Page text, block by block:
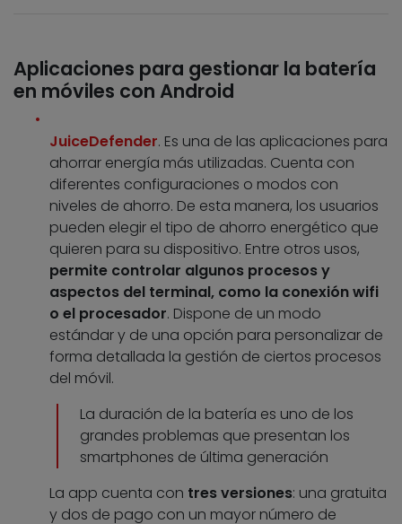
Aplicaciones para gestionar la batería
en móviles con Android
JuiceDefender. Es una de las aplicaciones para
ahorrar energía más utilizadas. Cuenta con
diferentes configuraciones o modos con
niveles de ahorro. De esta manera, los usuarios
pueden elegir el tipo de ahorro energético que
quieren para su dispositivo. Entre otros usos,
permite controlar algunos procesos y
aspectos del terminal, como la conexión wifi
o el procesador. Dispone de un modo
estándar y de una opción para personalizar de
forma detallada la gestión de ciertos procesos
del móvil.
La duración de la batería es uno de los
grandes problemas que presentan los
smartphones de última generación
La app cuenta con tres versiones: una gratuita
y dos de pago con un mayor número de